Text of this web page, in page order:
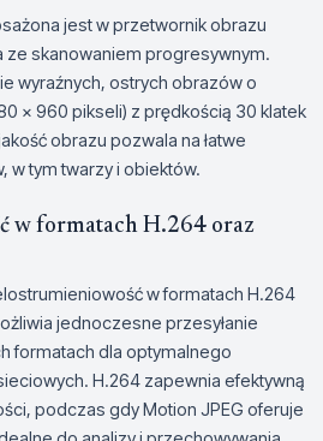
jest w przetwornik obrazu
ze skanowaniem progresywnym.
wyraźnych, ostrych obrazów o
x 960 pikseli) z prędkością 30 klatek
obrazu pozwala na łatwe
w tym twarzy i obiektów.
w formatach H.264 oraz
w formatach H.264
jednoczesne przesyłanie
formatach dla optymalnego
H.264 zapewnia efektywną
podczas gdy Motion JPEG oferuje